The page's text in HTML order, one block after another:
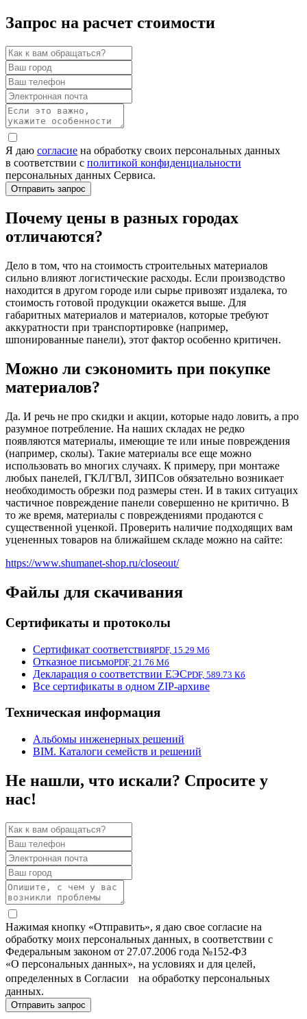
Запрос на расчет стоимости
Я даю согласие на обработку своих персональных данных
в соответствии с политикой конфиденциальности
персональных данных Сервиса.
Почему цены в разных городах
отличаются?
Дело в том, что на стоимость строительных материалов
сильно влияют логистические расходы. Если производство
находится в другом городе или сырье привозят издалека, то
стоимость готовой продукции окажется выше. Для
габаритных материалов и материалов, которые требуют
аккуратности при транспортировке (например,
шпонированные панели), этот фактор особенно критичен.
Можно ли сэкономить при покупке
материалов?
Да. И речь не про скидки и акции, которые надо ловить, а про
разумное потребление. На наших складах не редко
появляются материалы, имеющие те или иные повреждения
(например, сколы). Такие материалы все еще можно
использовать во многих случаях. К примеру, при монтаже
любых панелей, ГКЛ/ГВЛ, ЗИПСов обязательно возникает
необходимость обрезки под размеры стен. И в таких ситуацих
частичное повреждение панели совершенно не критично. В
то же время, материалы с повреждениями продаются с
существенной уценкой. Проверить наличие подходящих вам
уцененных товаров на ближайшем складе можно на сайте:
https://www.shumanet-shop.ru/closeout/
Файлы для скачивания
Сертификаты и протоколы
Сертификат соответствияPDF, 15.29 Мб
Отказное письмоPDF, 21.76 Мб
Декларация о соответствии ЕЭСPDF, 589.73 Кб
Все сертификаты в одном ZIP-архиве
Техническая информация
Альбомы инженерных решений
BIM. Каталоги семейств и решений
Не нашли, что искали? Спросите у
нас!
Нажимая кнопку «Отправить», я даю свое согласие на
обработку моих персональных данных, в соответствии с
Федеральным законом от 27.07.2006 года №152-ФЗ
«О персональных данных», на условиях и для целей,
определенных в Согласии на обработку персональных
данных.